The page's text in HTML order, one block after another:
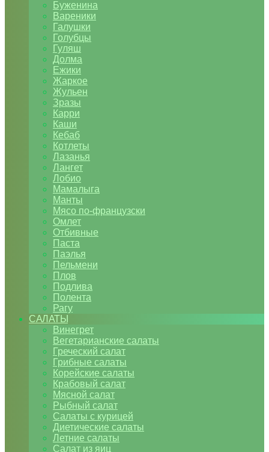
Буженина
Вареники
Галушки
Голубцы
Гуляш
Долма
Ежики
Жаркое
Жульен
Зразы
Карри
Каши
Кебаб
Котлеты
Лазанья
Лангет
Лобио
Мамалыга
Манты
Мясо по-французски
Омлет
Отбивные
Паста
Паэлья
Пельмени
Плов
Подлива
Полента
Рагу
САЛАТЫ
Винегрет
Вегетарианские салаты
Греческий салат
Грибные салаты
Корейские салаты
Крабовый салат
Мясной салат
Рыбный салат
Салаты с курицей
Диетические салаты
Летние салаты
Салат из яиц